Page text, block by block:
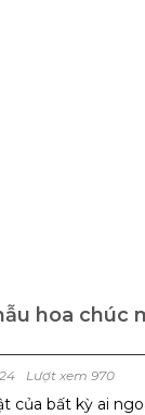
hoa chúc
Lượt xem 970
của bất kỳ ai